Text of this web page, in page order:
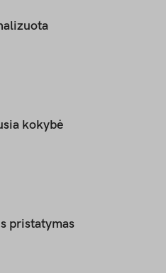
kokybė
pristatymas